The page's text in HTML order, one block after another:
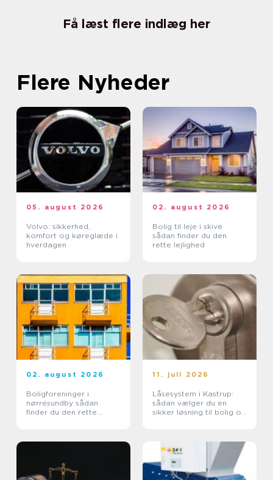
Få læst flere indlæg her
Flere Nyheder
05. august 2026
Volvo: sikkerhed,
komfort og køreglæde i
hverdagen
02. august 2026
Bolig til leje i skive
sådan finder du den
rette lejlighed
02. august 2026
Boligforeninger i
nørresundby sådan
finder du den rette
11. juli 2026
Låsesystem i Kastrup:
sådan vælger du en
sikker løsning til bolig og